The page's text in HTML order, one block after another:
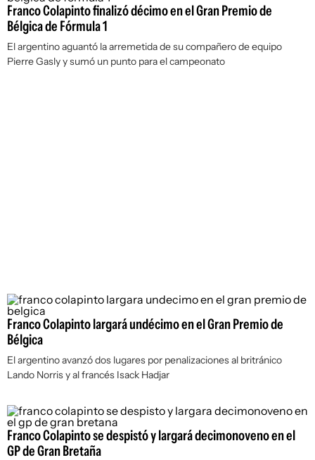
Franco Colapinto finalizó décimo en el Gran Premio de
Bélgica de Fórmula 1
El argentino aguantó la arremetida de su compañero de equipo
Pierre Gasly y sumó un punto para el campeonato
Franco Colapinto largará undécimo en el Gran Premio de
Bélgica
El argentino avanzó dos lugares por penalizaciones al britránico
Lando Norris y al francés Isack Hadjar
Franco Colapinto se despistó y largará decimonoveno en el
GP de Gran Bretaña